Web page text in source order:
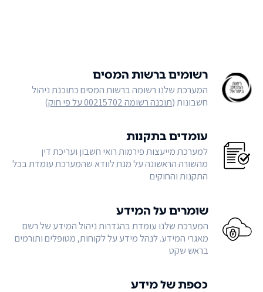
רשומים ברשות המסים
המערכת שלנו רשומה ברשות המסים כתוכנת ניהול
חשבונות (תוכנה רשומה 00215702 על פי חוק )
עומדים בתקנות
למערכת מייעצות פירמות רואי חשבון ועריכת דין
מהשורה הראשונה על מנת לוודא שהמערכת עומדת בכל
התקנות והחוקים
שומרים על המידע
המערכת שלנו עומדת בהגדרות ניהול המידע של רשם
מאגרי המידע. לנהל מידע על לקוחות, מטופלים ותורמים
בראש שקט
כספת של מידע